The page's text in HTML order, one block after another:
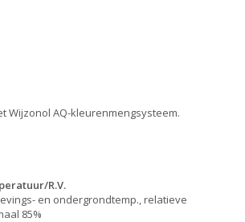
Wijzonol AQ-kleurenmengsysteem.
R.V.
en ondergrondtemp., relatieve
85%